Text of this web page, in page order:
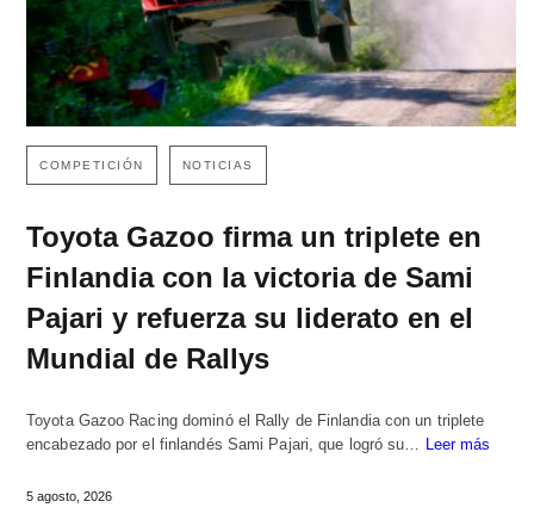
COMPETICIÓN NOTICIAS
Toyota Gazoo firma un triplete en
Finlandia con la victoria de Sami
Pajari y refuerza su liderato en el
Mundial de Rallys
Toyota Gazoo Racing dominó el Rally de Finlandia con un triplete
encabezado por el finlandés Sami Pajari, que logró su… Leer más
5 agosto, 2026